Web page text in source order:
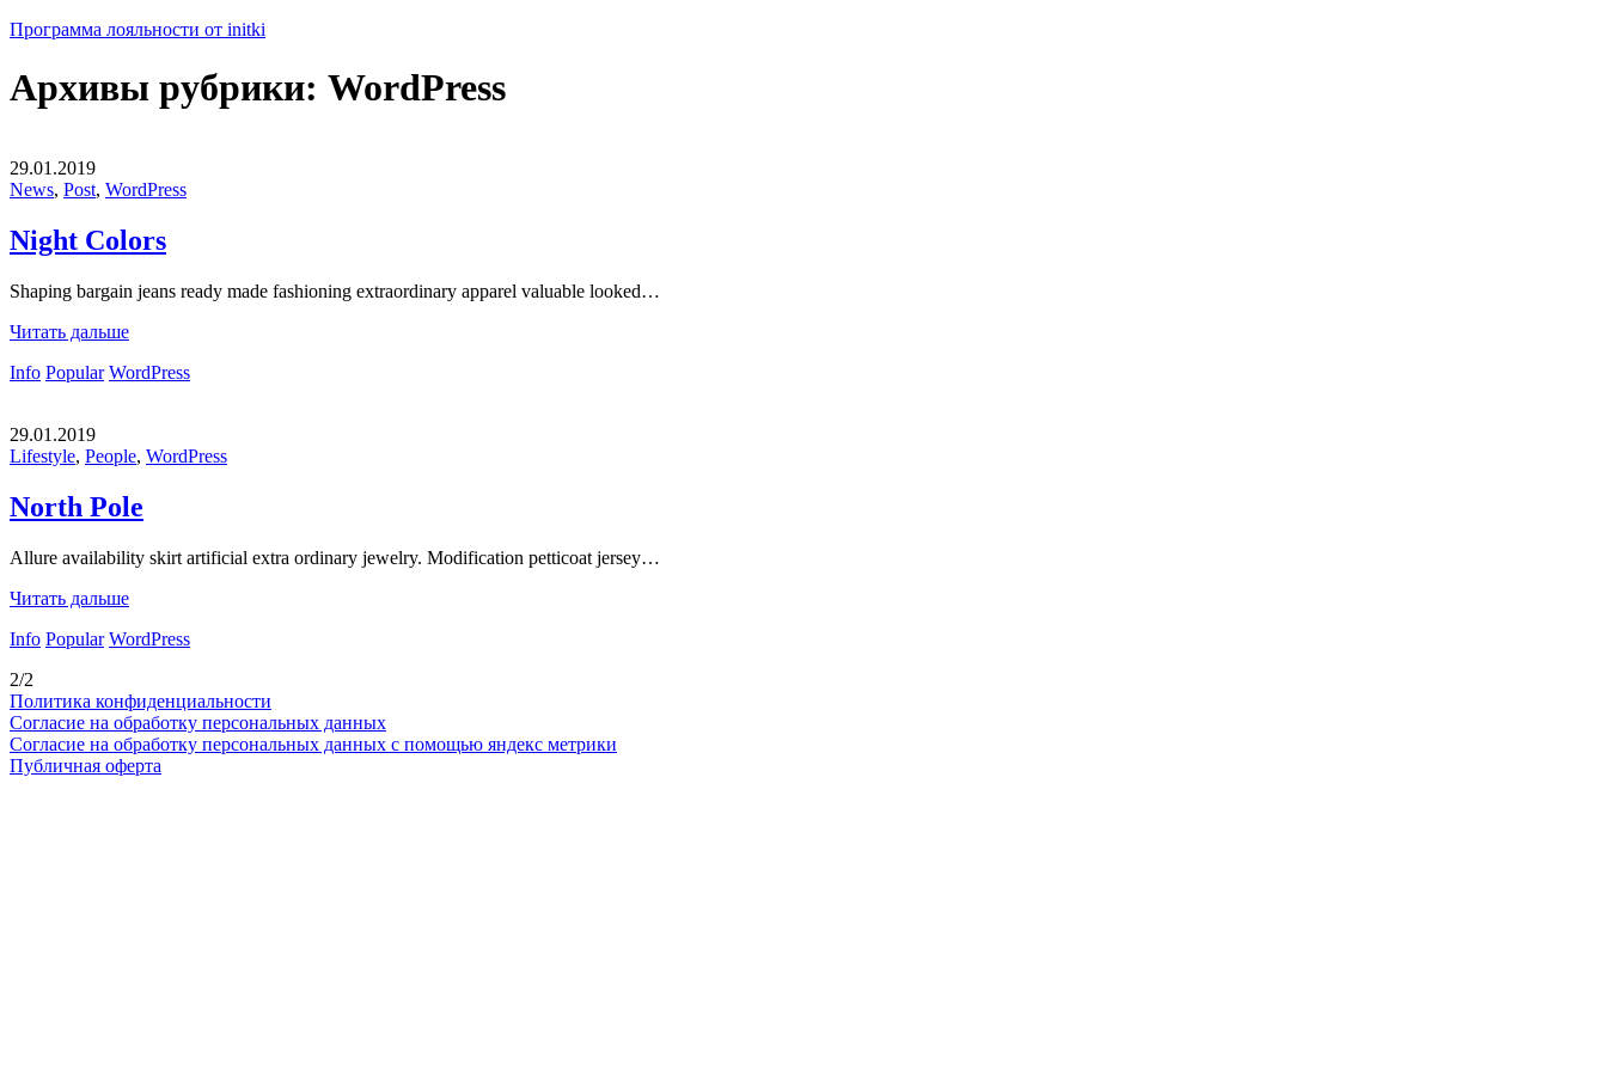
Программа лояльности от initki
Архивы рубрики: WordPress
29.01.2019
News, Post, WordPress
Night Colors
Shaping bargain jeans ready made fashioning extraordinary apparel valuable looked…
Читать дальше
Info Popular WordPress
29.01.2019
Lifestyle, People, WordPress
North Pole
Allure availability skirt artificial extra ordinary jewelry. Modification petticoat jersey…
Читать дальше
Info Popular WordPress
2/2
Политика конфиденциальности
Согласие на обработку персональных данных
Согласие на обработку персональных данных с помощью яндекс метрики
Публичная оферта